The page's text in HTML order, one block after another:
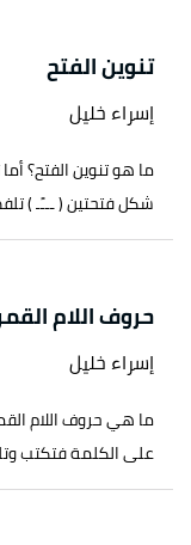
تنوين الفتح
إسراء خليل
ما هو تنوين الفتح؟
شكل فتحتين ( ـــًـ )
حروف اللام
إسراء خليل
ما هي حروف اللام
على الكلمة فتكتب